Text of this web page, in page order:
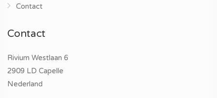
Contact
Contact
Rivium Westlaan 6
2909 LD Capelle
Nederland